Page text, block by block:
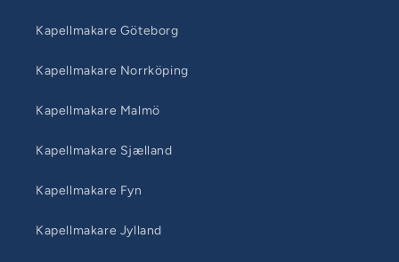
Kapellmakare Göteborg
Kapellmakare Norrköping
Kapellmakare Malmö
Kapellmakare Sjælland
Kapellmakare Fyn
Kapellmakare Jylland